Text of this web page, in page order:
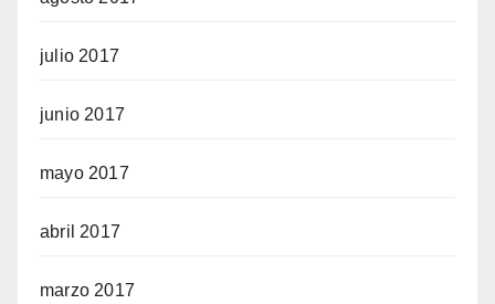
julio 2017
junio 2017
mayo 2017
abril 2017
marzo 2017